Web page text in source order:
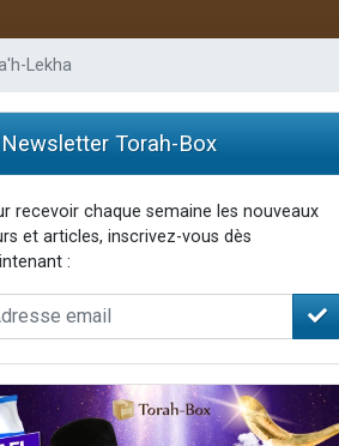
Lekha
Torah-Box
recevoir chaque semaine les nouveaux
et articles, inscrivez-vous dès
: